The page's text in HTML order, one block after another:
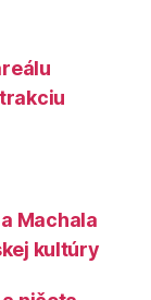
Machala
kultúry